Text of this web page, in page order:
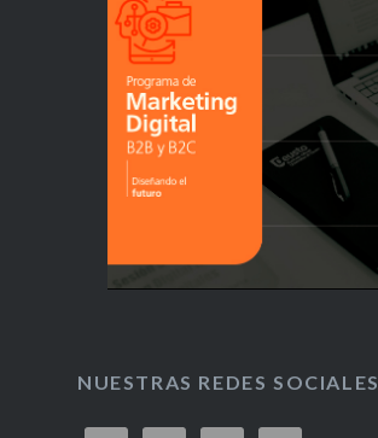
NUESTRAS REDES SOCIALES